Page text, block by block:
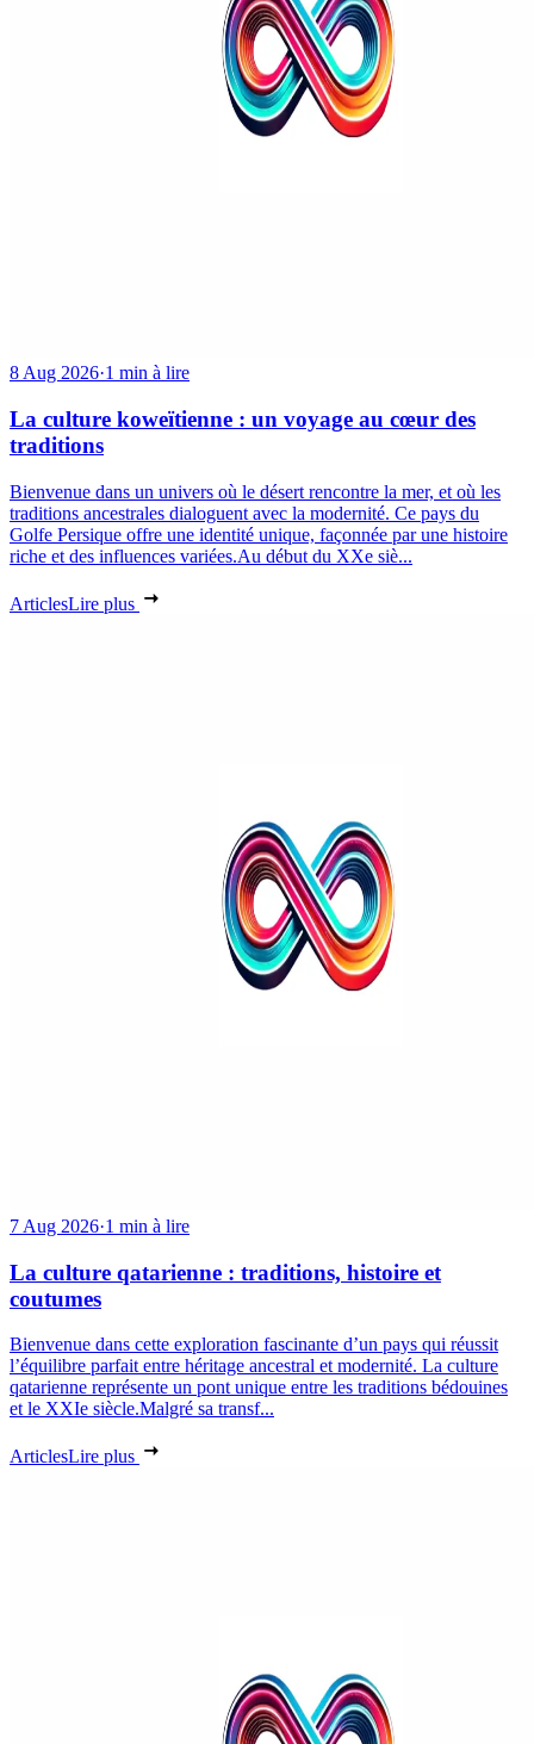
8 Aug 2026·1 min à lire
La culture koweïtienne : un voyage au cœur des
traditions
Bienvenue dans un univers où le désert rencontre la mer, et où les
traditions ancestrales dialoguent avec la modernité. Ce pays du
Golfe Persique offre une identité unique, façonnée par une histoire
riche et des influences variées.Au début du XXe siè...
ArticlesLire plus
7 Aug 2026·1 min à lire
La culture qatarienne : traditions, histoire et
coutumes
Bienvenue dans cette exploration fascinante d’un pays qui réussit
l’équilibre parfait entre héritage ancestral et modernité. La culture
qatarienne représente un pont unique entre les traditions bédouines
et le XXIe siècle.Malgré sa transf...
ArticlesLire plus